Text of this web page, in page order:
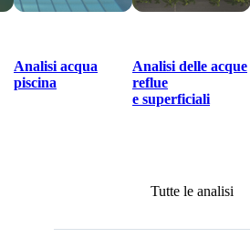
Analisi acqua
piscina
Analisi delle acque
reflue
e superficiali
Tutte le analisi